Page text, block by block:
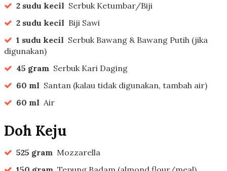
2 sudu kecil Serbuk Ketumbar/Biji
2 sudu kecil Biji Sawi
1 sudu kecil Serbuk Bawang & Bawang Putih (jika
digunakan)
45 gram Serbuk Kari Daging
60 ml Santan (kalau tidak digunakan, tambah air)
60 ml Air
Doh Keju
525 gram Mozzarella